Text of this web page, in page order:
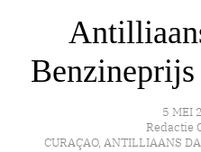
5 MEI
Redactie
CURAÇAO, ANTILLIAANS